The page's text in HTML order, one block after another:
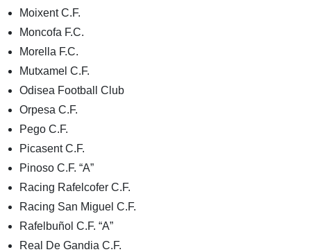
Moixent C.F.
Moncofa F.C.
Morella F.C.
Mutxamel C.F.
Odisea Football Club
Orpesa C.F.
Pego C.F.
Picasent C.F.
Pinoso C.F. “A”
Racing Rafelcofer C.F.
Racing San Miguel C.F.
Rafelbuñol C.F. “A”
Real De Gandia C.F.